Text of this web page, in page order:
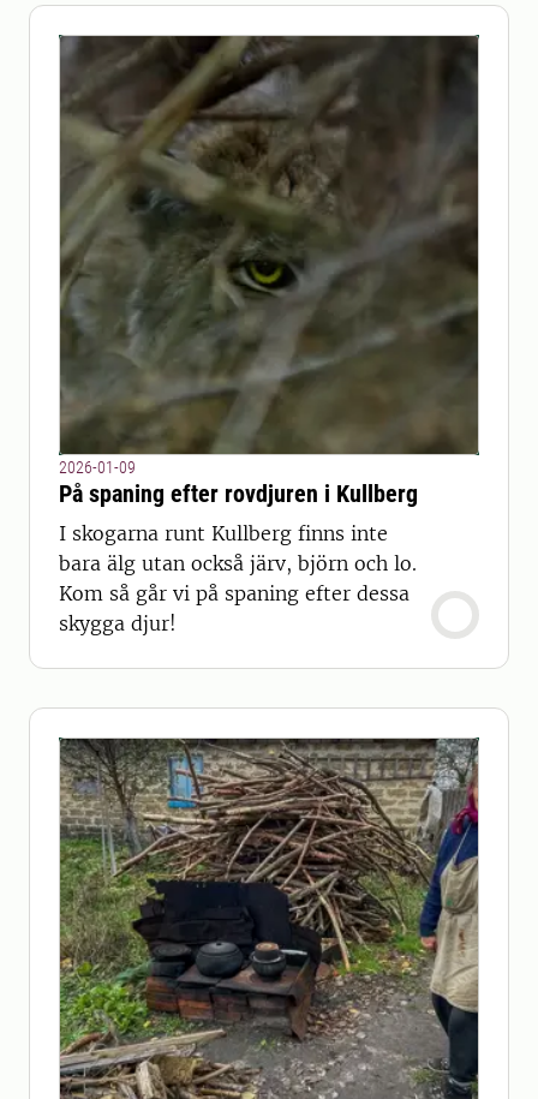
2026-01-09
På spaning efter rovdjuren i Kullberg
I skogarna runt Kullberg finns inte
bara älg utan också järv, björn och lo.
Kom så går vi på spaning efter dessa
skygga djur!